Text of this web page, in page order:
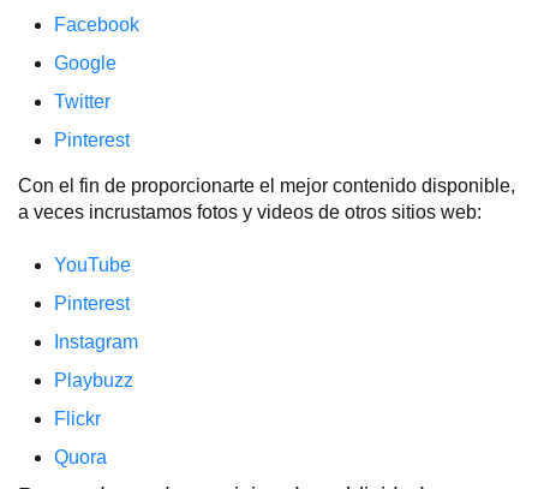
Facebook
Google
Twitter
Pinterest
Con el fin de proporcionarte el mejor contenido disponible,
a veces incrustamos fotos y videos de otros sitios web:
YouTube
Pinterest
Instagram
Playbuzz
Flickr
Quora